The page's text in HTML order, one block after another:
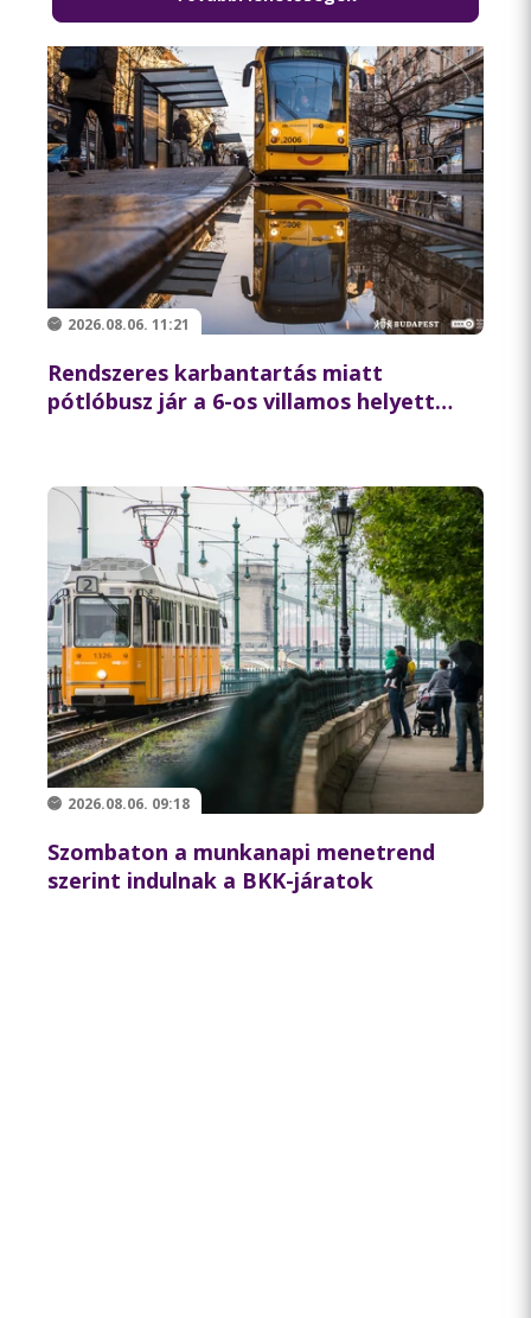
2026.08.06. 11:21
Rendszeres karbantartás miatt
pótlóbusz jár a 6-os villamos helyett
2026.08.06. 09:18
Szombaton a munkanapi menetrend
szerint indulnak a BKK-járatok